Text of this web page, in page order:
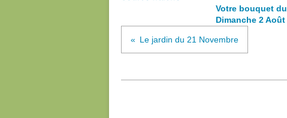
Votre bouquet du
Dimanche 2 Août
Le jardin du 21 Novembre